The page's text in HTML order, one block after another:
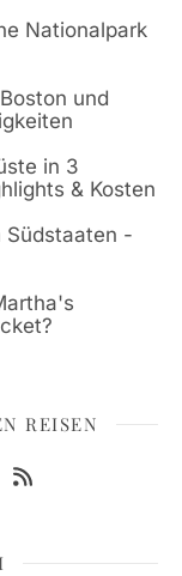
Nationalpark
und
in 3
& Kosten
Südstaaten -
REISEN